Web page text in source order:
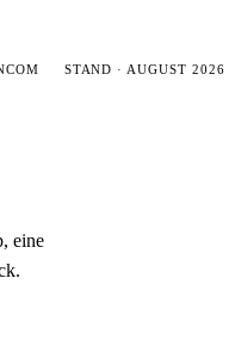
STAND · AUGUST 2026
eine